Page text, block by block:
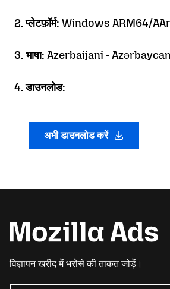
2. प्लेटफ़ॉर्म: Windows ARM64/
3. भाषा: Azerbaijani -
4. डाउनलोड:
अभी डाउनलोड करें
विज्ञापन खरीद में भरोसे की ताकत जोड़ें।